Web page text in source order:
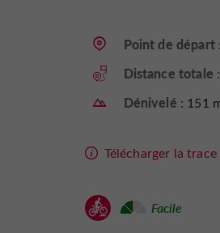
Point de départ :
Distance totale :
Dénivelé : 151
Télécharger la trace
Facile